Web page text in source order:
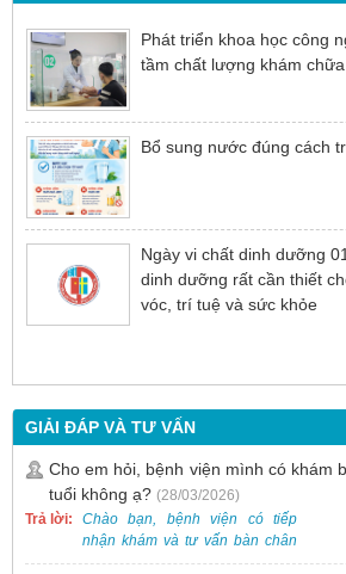
Phát triển khoa học công
tầm chất lượng khám
Bổ sung nước đúng cách
Ngày vi chất dinh dưỡng
dinh dưỡng rất cần thiết
vóc, trí tuệ và sức khỏe
GIẢI ĐÁP VÀ TƯ VẤN
Cho em hỏi, bệnh viện mình có khám
tuổi không ạ? (28/03/2026)
Trả lời:
Chào bạn, bệnh viện có tiếp
nhận khám và tư vấn bàn chân
bẹt cho trẻ em, bao gồm cả trẻ 5